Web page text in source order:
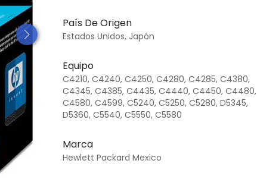
País De Origen
Estados Unidos, Japón
Equipo
C4210, C4240, C4250, C4280, C4285, C4380,
C4345, C4385, C4435, C4440, C4450, C4480,
C4580, C4599, C5240, C5250, C5280, D5345,
D5360, C5540, C5550, C5580
Marca
Hewlett Packard Mexico